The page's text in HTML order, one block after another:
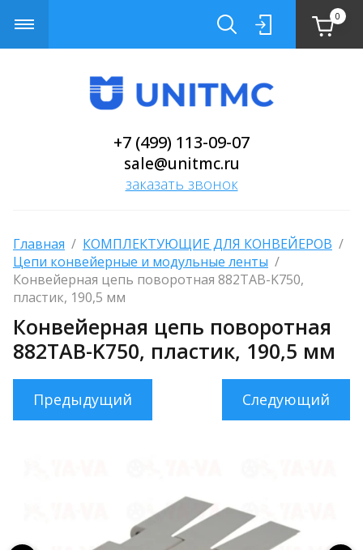
0
+7 (499) 113-09-07
sale@unitmc.ru
заказать звонок
Главная
  /
КОМПЛЕКТУЮЩИЕ ДЛЯ КОНВЕЙЕРОВ
Цепи конвейерные и модульные ленты
  /
Конвейерная цепь поворотная 882TAB-K750,
пластик, 190,5 мм
Конвейерная цепь поворотная
882TAB-K750, пластик, 190,5 мм
Предыдущий Следующий